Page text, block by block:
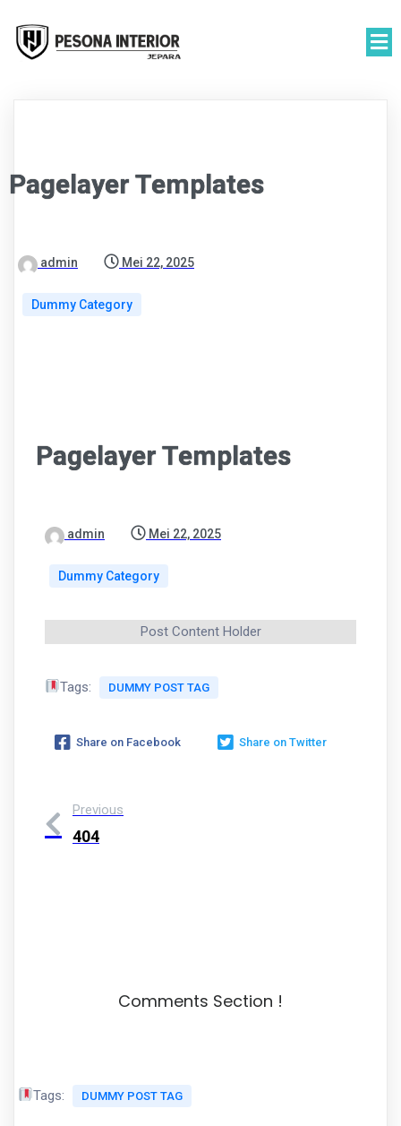
Pagelayer Templates
admin Mei 22, 2025
Dummy Category
Pagelayer Templates
admin Mei 22, 2025
Dummy Category
Post Content Holder
Tags: DUMMY POST TAG
Share on Facebook Share on Twitter
Previous
404
Comments Section !
Tags: DUMMY POST TAG